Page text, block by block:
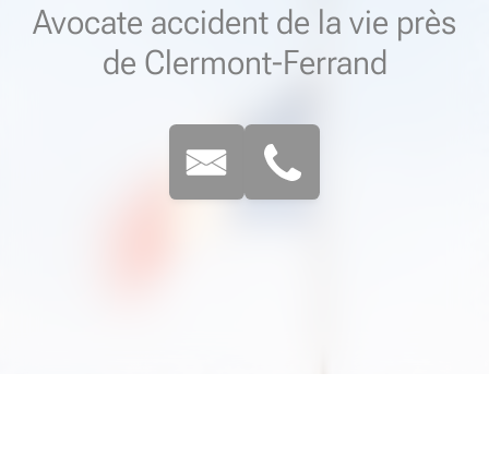
Avocate accident de la vie près
de Clermont-Ferrand